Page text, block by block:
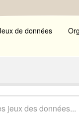
de données